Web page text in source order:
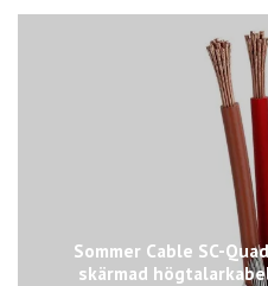
Sommer Cable SC-
skärmad